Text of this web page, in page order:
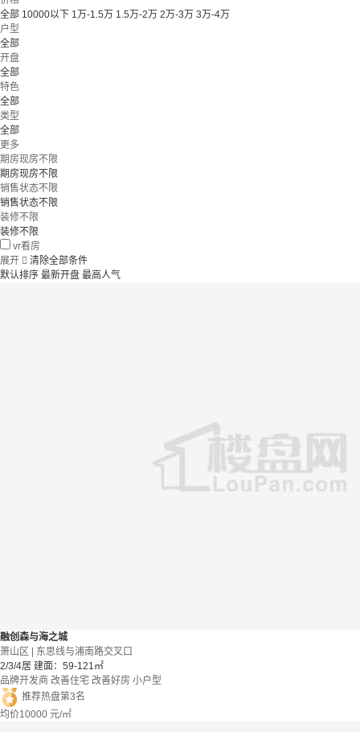
全部 10000以下 1万-1.5万 1.5万-2万 2万-3万 3万-4万
户型
全部
开盘
全部
特色
全部
类型
全部
更多
期房现房不限
期房现房不限
销售状态不限
销售状态不限
装修不限
装修不限
vr看房
展开  清除全部条件
默认排序 最新开盘 最高人气
融创森与海之城
萧山区 | 东思线与浦南路交叉口
2/3/4居 建面：59-121㎡
品牌开发商 改善住宅 改善好房 小户型
推荐热盘第3名
均价10000 元/㎡